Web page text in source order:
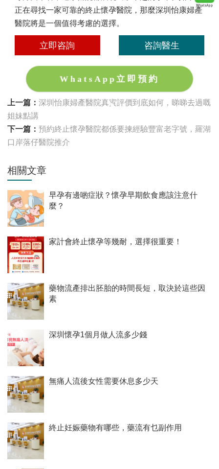
正在尋找一家可靠的終止懷孕醫院，那麼深圳怡康婦產
醫院將是一個值得考慮的選擇。
立即咨詢 咨詢醫生
WhatsApp立即預約
上一篇： 深圳怡康婦產醫院真實評價到底如何，睇睇去過嘅
姐妹點講
下一篇： 預約終止懷孕醫院都係要揀經驗豐富老字號，羅湖
口岸落仔醫院推介
相關文章
早孕有邊啲症狀？懷孕早期飲食應該注意什
麼？
家計會終止懷孕等幾耐，選擇很重要！
藥物流產排出胚胎的時間長短，取決於這些因
素
深圳懷孕1個月做人流多少錢
無痛人流後女性需要休息多少天
終止妊娠藥物有哪些，藥流有乜副作用